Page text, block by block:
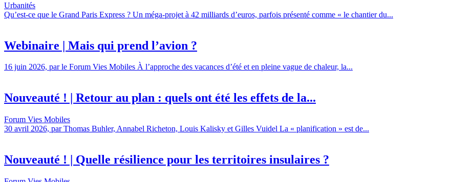
Urbanités
Qu’est-ce que le Grand Paris Express ? Un méga-projet à 42 milliards d’euros, parfois présenté comme « le chantier du...
Webinaire | Mais qui prend l’avion ?
16 juin 2026, par le Forum Vies Mobiles À l’approche des vacances d’été et en pleine vague de chaleur, la...
Nouveauté ! | Retour au plan : quels ont été les effets de la...
Forum Vies Mobiles
30 avril 2026, par Thomas Buhler, Annabel Richeton, Louis Kalisky et Gilles Vuidel La « planification » est de...
Nouveauté ! | Quelle résilience pour les territoires insulaires ?